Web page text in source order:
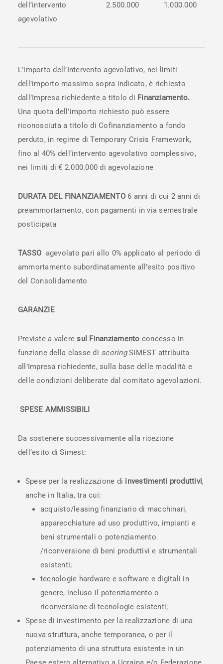
dell’intervento
agevolativo
2.500.000 1.000.000
L’importo dell’Intervento agevolativo, nei limiti
dell’importo massimo sopra indicato, è richiesto
dall’Impresa richiedente a titolo di Finanziamento.
Una quota dell’importo richiesto può essere
riconosciuta a titolo di Cofinanziamento a fondo
perduto, in regime di Temporary Crisis Framework,
fino al 40% dell’intervento agevolativo complessivo,
nei limiti di € 2.000.000 di agevolazione
DURATA DEL FINANZIAMENTO 6 anni di cui 2 anni di
preammortamento, con pagamenti in via semestrale
posticipata
TASSO agevolato pari allo 0% applicato al periodo di
ammortamento subordinatamente all’esito positivo
del Consolidamento
GARANZIE
Previste a valeresul Finanziamento concesso in
funzione della classe di scoringSIMEST attribuita
all’Impresa richiedente, sulla base delle modalità e
delle condizioni deliberate dal comitato agevolazioni.
SPESE AMMISSIBILI
Da sostenere successivamente alla ricezione
dell’esito di Simest:
Spese per la realizzazione di investimenti produttivi,
anche in Italia, tra cui:
acquisto/leasing finanziario di macchinari,
apparecchiature ad uso produttivo, impianti e
beni strumentali o potenziamento
/riconversione di beni produttivi e strumentali
esistenti;
tecnologie hardware e software e digitali in
genere, incluso il potenziamento o
riconversione di tecnologie esistenti;
Spese di investimento per la realizzazione di una
nuova struttura, anche temporanea, o per il
potenziamento di una struttura esistente in un